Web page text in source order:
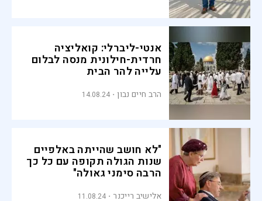
אנטי-ליברלי: קואליציה
חרדית-חילונית מנסה לבלום
עלייה להר הבית
הרב חיים נבון 14.08.24
"לא חושב שהייתה באלפיים
שנות הגולה תקופה עם כל כך
הרבה סימני גאולה"
אלישיב רייכנר 11.08.24